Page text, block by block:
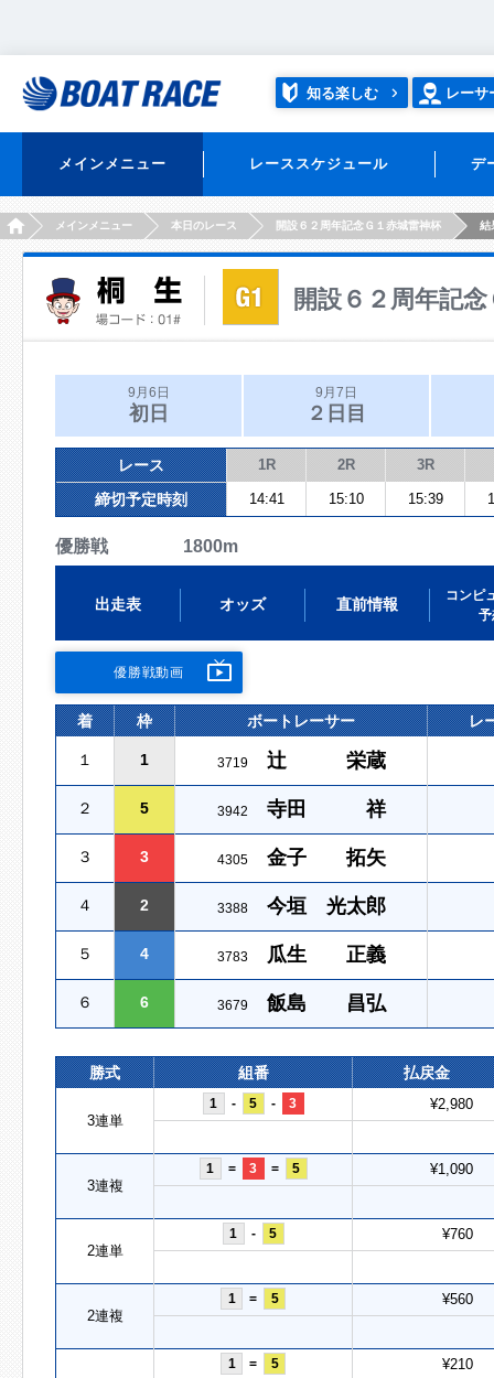
知る楽しむ レーサ
メインメニュー レーススケジュール デ
HOMEメインメニュー 本日のレース 開設６２周年記念Ｇ１赤城雷神杯 結
開設６２周年記
9月6日
初日
9月7日
２日目
レース 1R 2R 3R
締切予定時刻 14:41 15:10 15:39
優勝戦 1800m
出走表 オッズ 直前情報
コンピ
予
優勝戦動画
着 枠 ボートレーサー レ
１ 1 3719 辻 栄蔵
２ 5 3942 寺田 祥
３ 3 4305 金子 拓矢
４ 2 3388 今垣 光太郎
５ 4 3783 瓜生 正義
６ 6 3679 飯島 昌弘
勝式 組番 払戻金
3連単
1 - 5 - 3 ¥2,980
3連複
1 = 3 = 5 ¥1,090
2連単
1 - 5 ¥760
2連複
1 = 5 ¥560
1 = 5 ¥210